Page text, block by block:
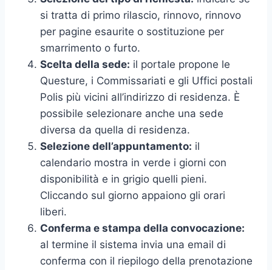
si tratta di primo rilascio, rinnovo, rinnovo
per pagine esaurite o sostituzione per
smarrimento o furto.
Scelta della sede: il portale propone le
Questure, i Commissariati e gli Uffici postali
Polis più vicini all’indirizzo di residenza. È
possibile selezionare anche una sede
diversa da quella di residenza.
Selezione dell’appuntamento: il
calendario mostra in verde i giorni con
disponibilità e in grigio quelli pieni.
Cliccando sul giorno appaiono gli orari
liberi.
Conferma e stampa della convocazione:
al termine il sistema invia una email di
conferma con il riepilogo della prenotazione